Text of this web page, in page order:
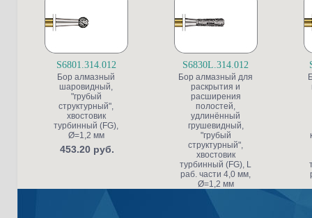
S6801.314.012
Бор алмазный
шаровидный,
"грубый
структурный",
хвостовик
турбинный (FG),
Ø=1,2 мм
453.20 руб.
S6830L.314.012
Бор алмазный для
раскрытия и
расширения
полостей,
удлинённый
грушевидный,
"грубый
структурный",
хвостовик
турбинный (FG), L
раб. части 4,0 мм,
Ø=1,2 мм
453.20 руб.